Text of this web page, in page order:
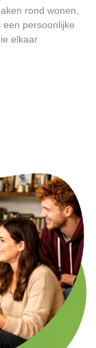
rond wonen,
een persoonlijke
elkaar